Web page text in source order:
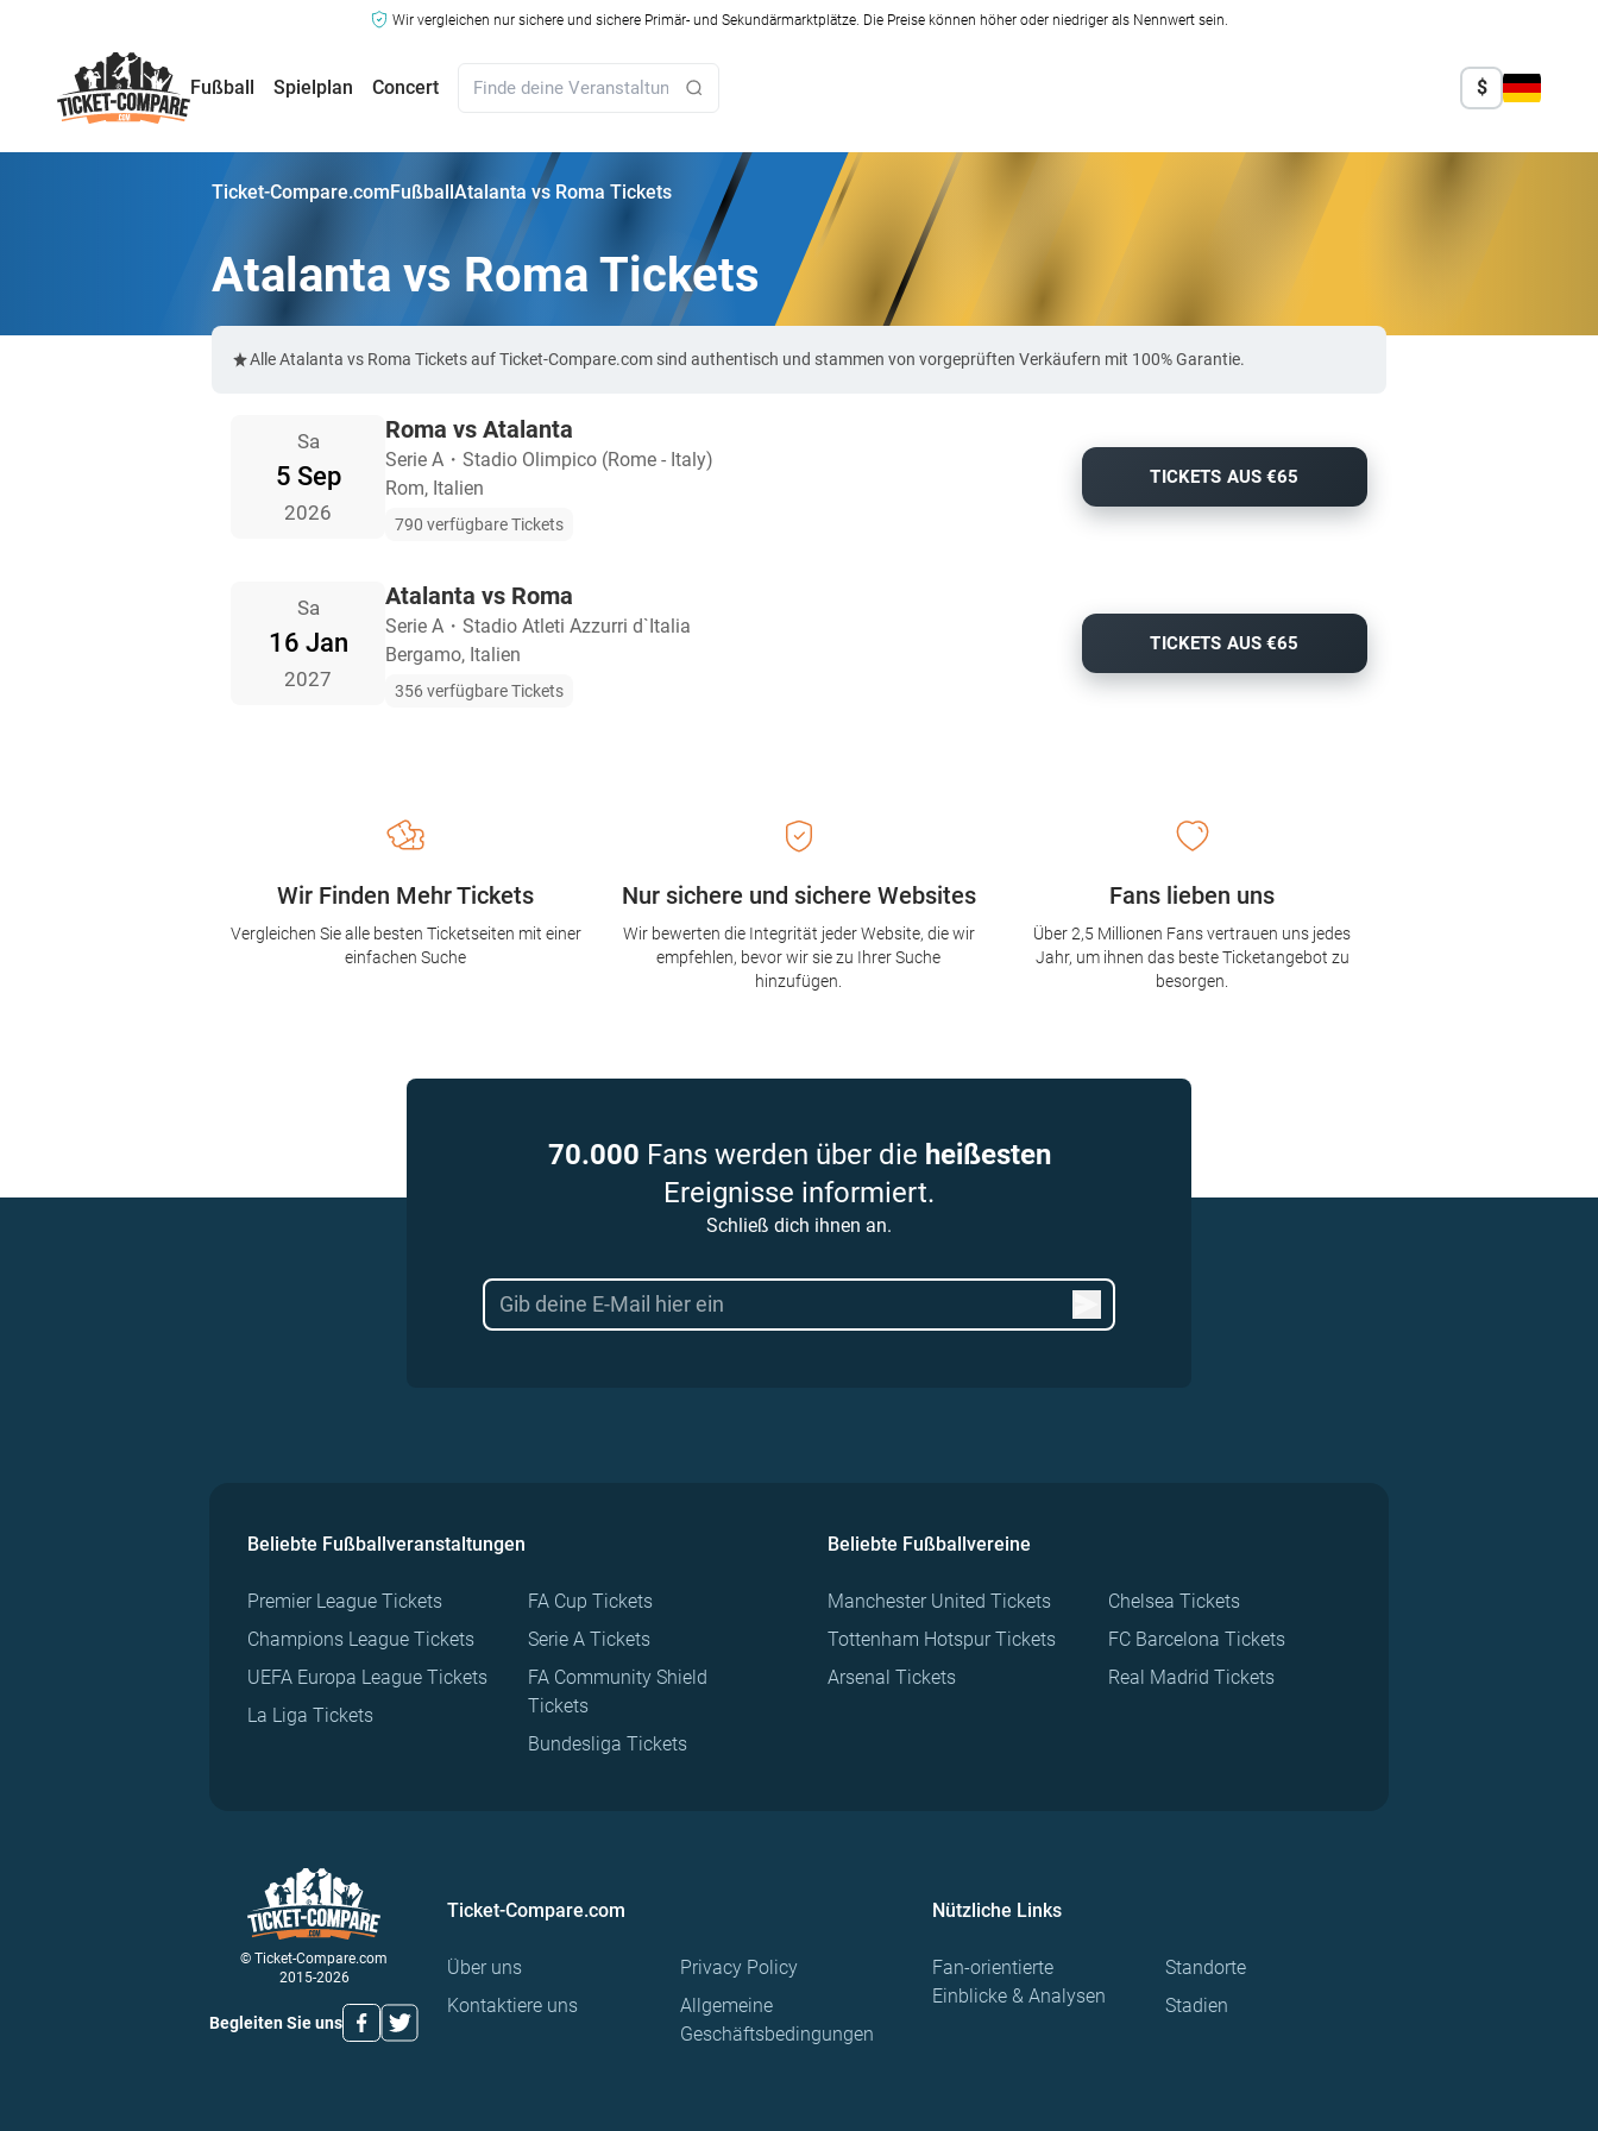
Wir vergleichen nur sichere und sichere Primär- und Sekundärmarktplätze. Die Preise können höher oder niedriger als Nennwert sein.
Fußball Spielplan Concert $
Ticket-Compare.comFußballAtalanta vs Roma Tickets
Atalanta vs Roma Tickets
Alle Atalanta vs Roma Tickets auf Ticket-Compare.com sind authentisch und stammen von vorgeprüften Verkäufern mit 100% Garantie.
Sa
5 Sep
2026
Roma vs Atalanta
Serie A ・ Stadio Olimpico (Rome - Italy)
Rom, Italien
790 verfügbare Tickets
TICKETS AUS €65
Sa
16 Jan
2027
Atalanta vs Roma
Serie A ・ Stadio Atleti Azzurri d`Italia
Bergamo, Italien
356 verfügbare Tickets
TICKETS AUS €65
Nur sichere und sichere Websites
Wir bewerten die Integrität jeder Website, die wir
empfehlen, bevor wir sie zu Ihrer Suche
hinzufügen.
Wir Finden Mehr Tickets
Vergleichen Sie alle besten Ticketseiten mit einer
einfachen Suche
Fans lieben uns
Über 2,5 Millionen Fans vertrauen uns jedes
Jahr, um ihnen das beste Ticketangebot zu
besorgen.
70.000 Fans werden über die heißesten
Ereignisse informiert.
Schließ dich ihnen an.
Beliebte Fußballveranstaltungen
Premier League Tickets
Champions League Tickets
UEFA Europa League Tickets
La Liga Tickets
FA Cup Tickets
Serie A Tickets
FA Community Shield
Tickets
Bundesliga Tickets
Beliebte Fußballvereine
Manchester United Tickets
Tottenham Hotspur Tickets
Arsenal Tickets
Chelsea Tickets
FC Barcelona Tickets
Real Madrid Tickets
© Ticket-Compare.com
2015-2026
Begleiten Sie uns
Ticket-Compare.com
Über uns
Kontaktiere uns
Privacy Policy
Allgemeine
Geschäftsbedingungen
Nützliche Links
Fan-orientierte
Einblicke & Analysen
Standorte
Stadien